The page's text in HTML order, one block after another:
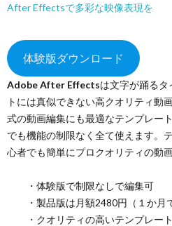
After Effectsで多彩な映像表現を
体験版ダウンロード
AdobeAfter Effectsは文字が踊る
トには真似できない高クオリティ動
式の動画編集にも最適なテンプレー
でも機能の制限なく全て使えます。
心者でも簡単にプロクオリティの動
・体験版で制限なしで編集可
・製品版は月額2480円（１か月で
・クオリティの高いテンプレー